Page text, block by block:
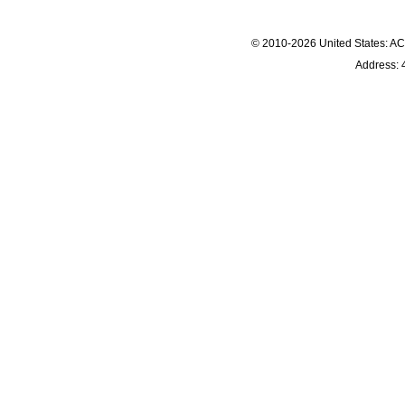
© 2010-2026 United States:
Address: